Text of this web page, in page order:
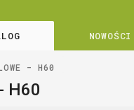
NOWOŚCI
- H60
H60